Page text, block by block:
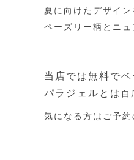
夏に向けたデザイ
ペーズリー柄とニ
当店では無料で
パラジェルとは 自
気になる方はご予